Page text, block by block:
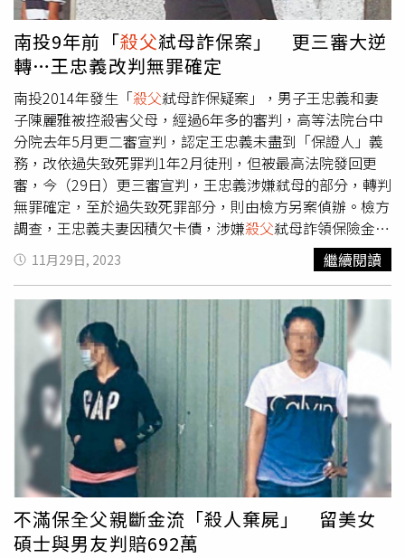
南投9年前「殺父弒母詐保案」 更三審大逆
轉…王忠義改判無罪確定
南投2014年發生「殺父弒母詐保疑案」，男子王忠義和妻
子陳麗雅被控殺害父母，經過6年多的審判，高等法院台中
分院去年5月更二審宣判，認定王忠義未盡到「保證人」義
務，改依過失致死罪判1年2月徒刑，但被最高法院發回更
審，今（29日）更三審宣判，王忠義涉嫌弒母的部分，轉判
無罪確定，至於過失致死罪部分，則由檢方另案偵辦。檢方
調查，王忠義夫妻因積欠卡債，涉嫌殺父弒母詐領保險金。
在2014年5月30日傍晚，把生病住院的父親載走，王父失蹤
隔年便成枯骨；又於同年的10月5日傍晚，載王母到河邊
玩，將母親淹死。案件經過8次審理，一審認為無法證明王
父是因外力導致死亡，因此
部分判2人無罪；弒母部
分，認定吳忠義強壓王母入水而死亡，依殺人罪判處無期徒
刑，但沒有證據顯示陳麗雅之情，而判決無罪。2017年二
審大逆轉，法醫認定王母遺體出血傷痕是掙扎導致，但沒有
證據證明是被王忠義強壓入水，改判他無罪。不過，最高法
院三審在2019年發回更審。此案經最高法院3度發回更審，
不認為王忠義有犯案動機，加上法醫及證人認定後，認為是
王母跌倒撞到石頭導致，並無遭王忠義強壓入水的證據，因
此殺人部分改判無罪確定。過失致死罪部分，則由檢方另行
偵辦。
11月29日, 2023 繼續閱讀
不滿保全父親斷金流「殺人棄屍」 留美女
碩士與男友判賠692萬